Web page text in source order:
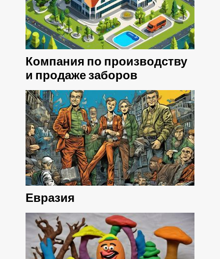
Компания по производству
и продаже заборов
Евразия